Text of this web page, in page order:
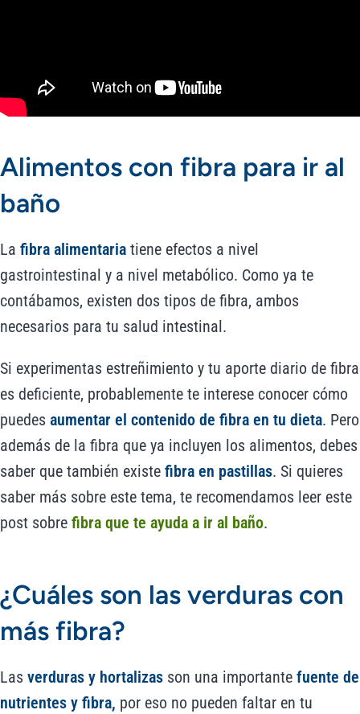
Alimentos con fibra para ir al
baño
La fibra alimentaria tiene efectos a nivel
gastrointestinal y a nivel metabólico. Como ya te
contábamos, existen dos tipos de fibra, ambos
necesarios para tu salud intestinal.
Si experimentas estreñimiento y tu aporte diario de fibra
es deficiente, probablemente te interese conocer cómo
puedes aumentar el contenido de fibra en tu dieta. Pero
además de la fibra que ya incluyen los alimentos, debes
saber que también existe fibra en pastillas. Si quieres
saber más sobre este tema, te recomendamos leer este
post sobre fibra que te ayuda a ir al baño.
¿Cuáles son las verduras con
más fibra?
Las verduras y hortalizas son una importante fuente de
nutrientes y fibra, por eso no pueden faltar en tu